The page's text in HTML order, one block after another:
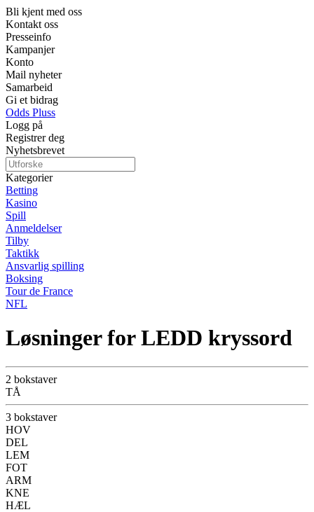
Bli kjent med oss
Kontakt oss
Presseinfo
Kampanjer
Konto
Mail nyheter
Samarbeid
Gi et bidrag
Odds Pluss
Logg på
Registrer deg
Nyhetsbrevet
Kategorier
Betting
Kasino
Spill
Anmeldelser
Tilby
Taktikk
Ansvarlig spilling
Boksing
Tour de France
NFL
Løsninger for LEDD kryssord
2 bokstaver
TÅ
3 bokstaver
HOV
DEL
LEM
FOT
ARM
KNE
HÆL